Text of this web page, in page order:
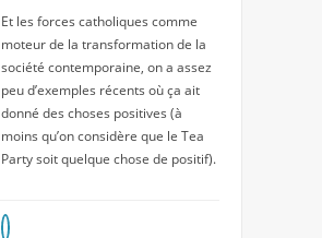
Et les forces catholiques comme
moteur de la transformation de la
société contemporaine, on a assez
peu d’exemples récents où ça ait
donné des choses positives (à
moins qu’on considère que le Tea
Party soit quelque chose de positif).